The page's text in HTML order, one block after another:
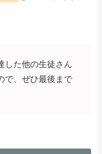
した他の生徒さん
で、ぜひ最後まで